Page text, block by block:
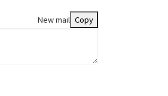
New mail Copy